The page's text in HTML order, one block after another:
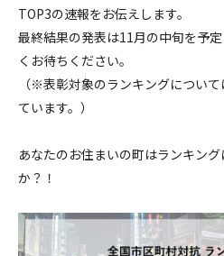
TOP3の速報をお伝えします。
最終結果の発表は11月の中旬を予
くお待ちください。
（※表彰対象のランキングについ
ています。）
あなたのお住まいの町はランキン
か？！